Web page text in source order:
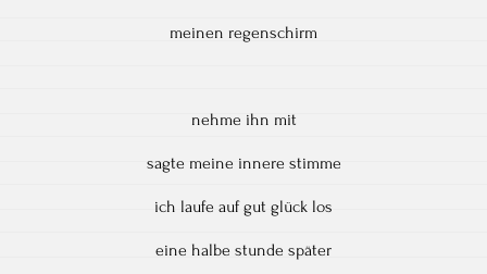
meinen regenschirm
nehme ihn mit
sagte meine innere stimme
ich laufe auf gut glück los
eine halbe stunde später